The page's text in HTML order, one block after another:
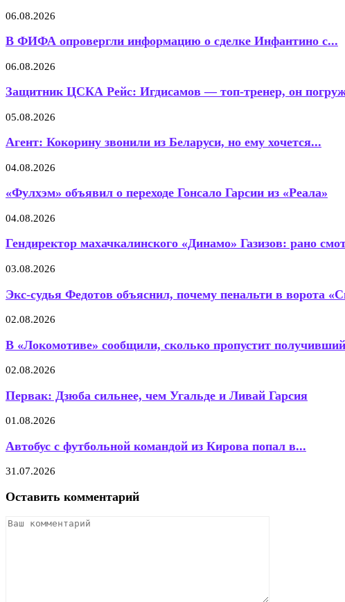
06.08.2026
В ФИФА опровергли информацию о сделке Инфантино с...
06.08.2026
Защитник ЦСКА Рейс: Игдисамов — топ-тренер, он
05.08.2026
Агент: Кокорину звонили из Беларуси, но ему хочется...
04.08.2026
«Фулхэм» объявил о переходе Гонсало Гарсии из «Реала»
04.08.2026
Гендиректор махачкалинского «Динамо» Газизов: рано
03.08.2026
Экс-судья Федотов объяснил, почему пенальти в ворота
02.08.2026
В «Локомотиве» сообщили, сколько пропустит
02.08.2026
Первак: Дзюба сильнее, чем Угальде и Ливай Гарсия
01.08.2026
Автобус с футбольной командой из Кирова попал в...
31.07.2026
Оставить комментарий